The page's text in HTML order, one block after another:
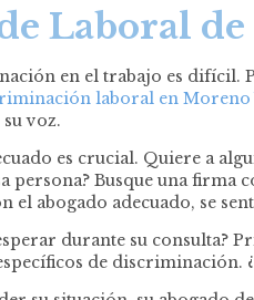
Laboral
en el trabajo es difícil.
laboral en
voz.
es crucial. Quiere a
persona? Busque una
el abogado adecuado, se
durante su consulta?
de discriminación.